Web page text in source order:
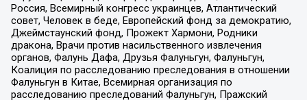
Россия, Всемирный конгресс украинцев, Атлантический
совет, Человек в беде, Европейский фонд за демократию,
Джеймстаунский фонд, Прожект Хармони, Родники
дракона, Врачи против насильственного извлечения
органов, Фалунь Дафа, Друзья Фалуньгун, Фалуньгун,
Коалиция по расследованию преследования в отношении
Фалуньгун в Китае, Всемирная организация по
расследованию преследований Фалуньгун, Пражский